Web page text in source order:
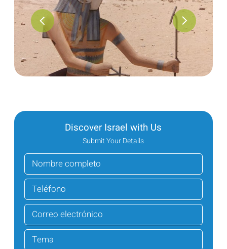
Discover Israel with Us
Submit Your Details